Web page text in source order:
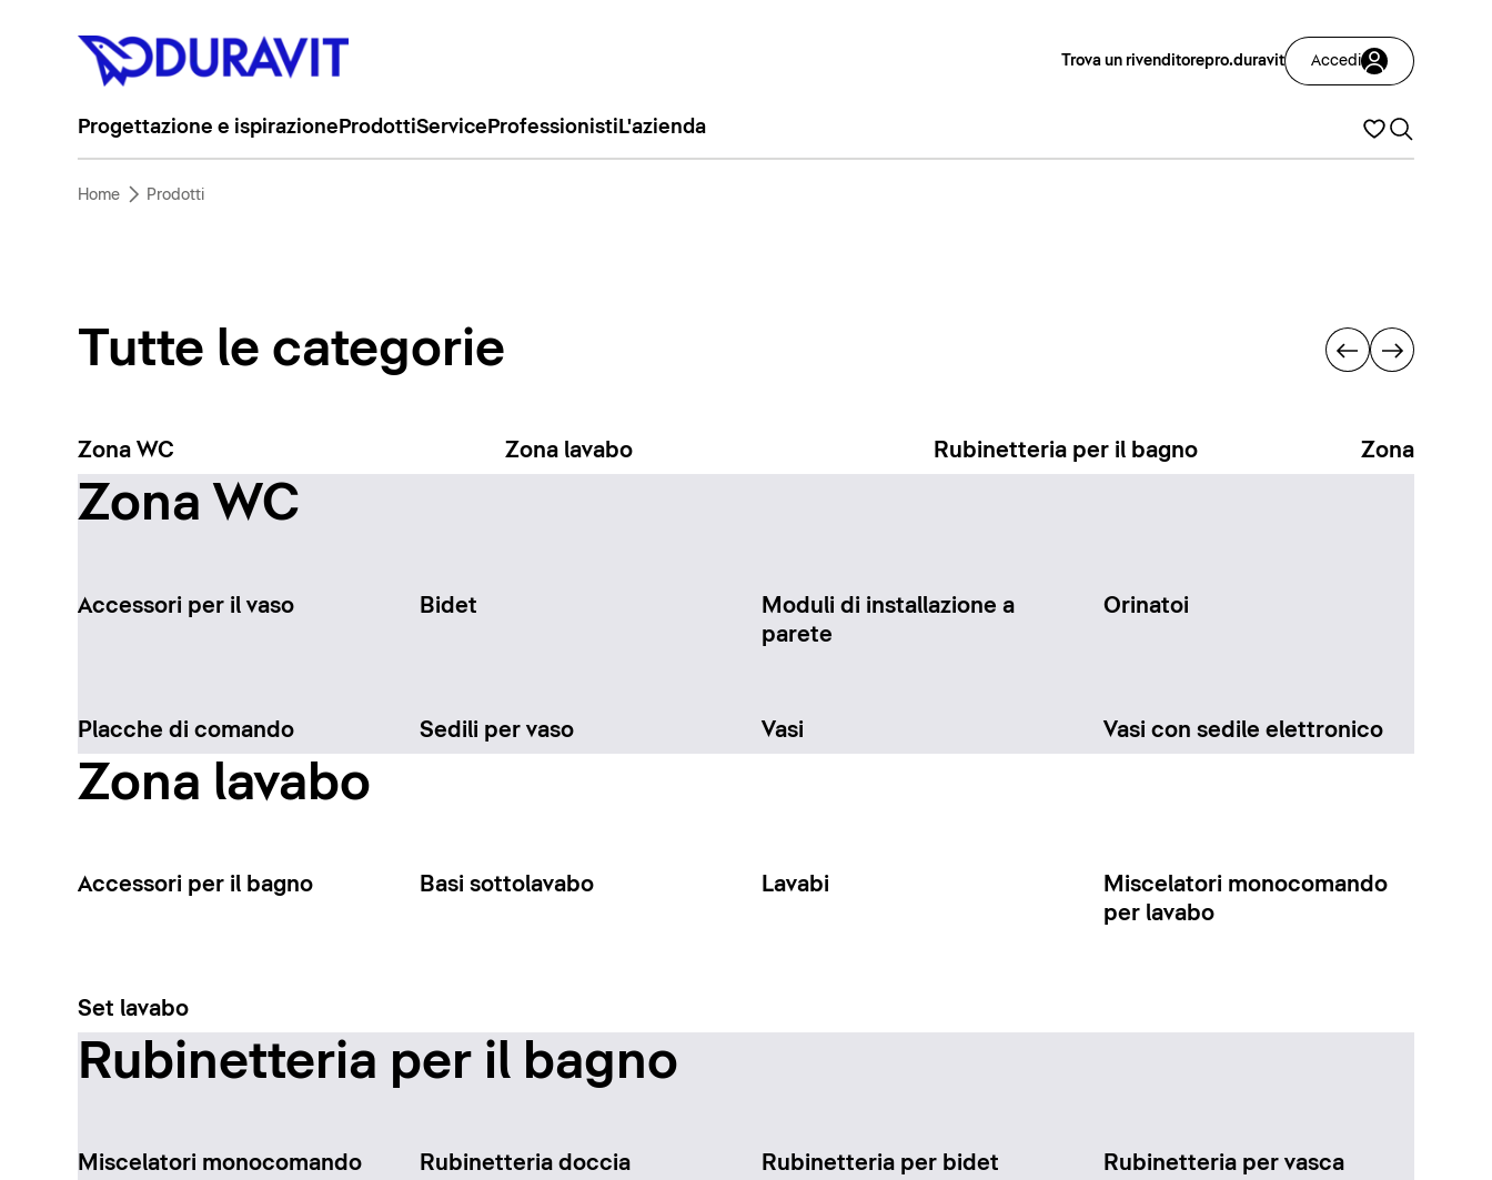
Trova un rivenditorepro.duravit Accedi
Progettazione e ispirazione ProdottiService Professionisti L'azienda
Home Prodotti
Tutte le categorie
Zona WC Zona lavabo Rubinetteria per il bagno Zona doccia
Zona WC
Accessori per il vaso Bidet
Moduli di installazione a
parete
Orinatoi
Placche di comando Sedili per vaso Vasi Vasi con sedile elettronico
Zona lavabo
Accessori per il bagno Basi sottolavabo Lavabi
Miscelatori monocomando
per lavabo
Set lavabo
Rubinetteria per il bagno
Miscelatori monocomando
Rubinetteria doccia Rubinetteria per bidet Rubinetteria per vasca